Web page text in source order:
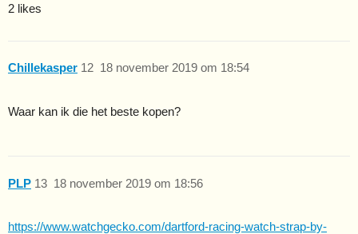
2 likes
Chillekasper 18 november 2019 om 18:54
12
Waar kan ik die het beste kopen?
PLP 18 november 2019 om 18:56
13
https://www.watchgecko.com/dartford-racing-watch-strap-by-